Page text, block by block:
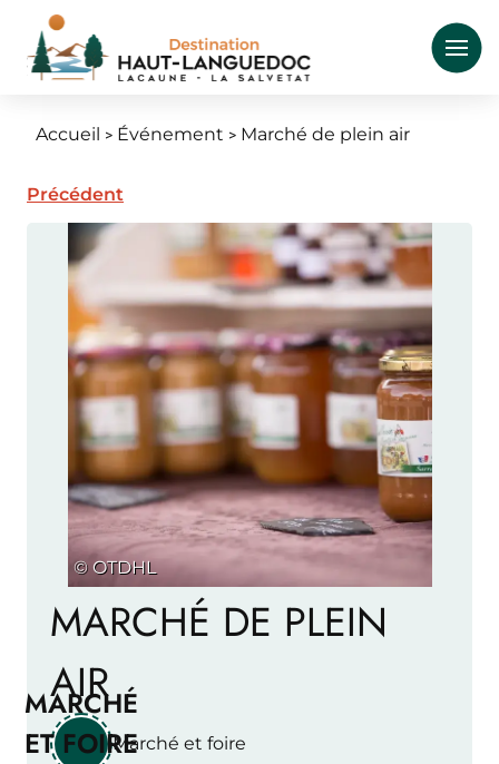
contenu
Accueil Événement Marché de plein air
Précédent
© OTDHL
MARCHÉ DE PLEIN
AIR
MARCHÉ
ET FOIREMarché et foire